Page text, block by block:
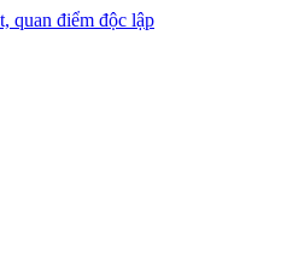
quan điểm độc lập